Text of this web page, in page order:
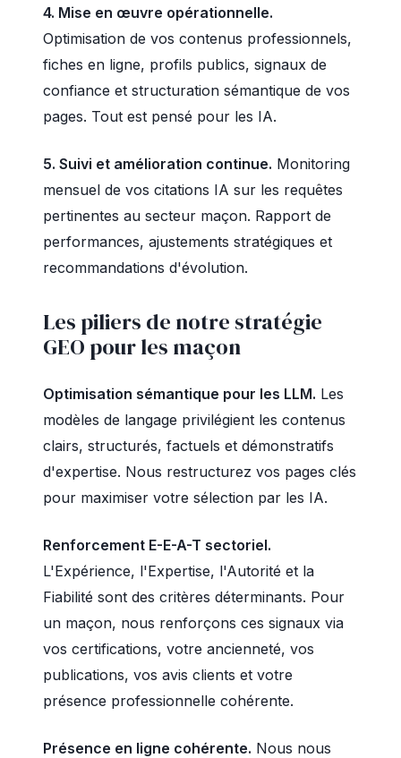
4. Mise en œuvre opérationnelle.
Optimisation de vos contenus professionnels,
fiches en ligne, profils publics, signaux de
confiance et structuration sémantique de vos
pages. Tout est pensé pour les IA.
5. Suivi et amélioration continue. Monitoring
mensuel de vos citations IA sur les requêtes
pertinentes au secteur maçon. Rapport de
performances, ajustements stratégiques et
recommandations d'évolution.
Les piliers de notre stratégie
GEO pour les maçon
Optimisation sémantique pour les LLM. Les
modèles de langage privilégient les contenus
clairs, structurés, factuels et démonstratifs
d'expertise. Nous restructurez vos pages clés
pour maximiser votre sélection par les IA.
Renforcement E-E-A-T sectoriel.
L'Expérience, l'Expertise, l'Autorité et la
Fiabilité sont des critères déterminants. Pour
un maçon, nous renforçons ces signaux via
vos certifications, votre ancienneté, vos
publications, vos avis clients et votre
présence professionnelle cohérente.
Présence en ligne cohérente. Nous nous